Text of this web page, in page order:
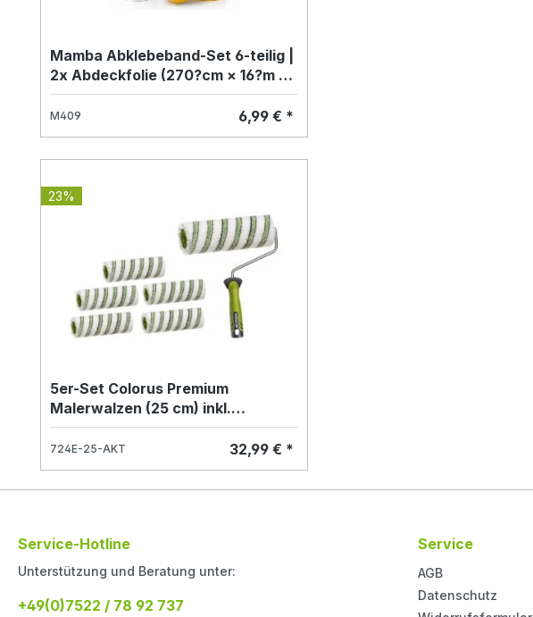
Mamba Abklebeband-Set 6-teilig |
2x Abdeckfolie (270?cm × 16?m &
55?cm × 25?m) | 4x Goldband 25?
mm × 25?m
M409 6,99 € *
23%
5er-Set Colorus Premium
Malerwalzen (25 cm) inkl.
Edelstahlbügel – 12-mm-Flor
724E-25-AKT 32,99 € *
Service-Hotline
Unterstützung und Beratung unter:
+49(0)7522 / 78 92 737
Service
AGB
Datenschutz